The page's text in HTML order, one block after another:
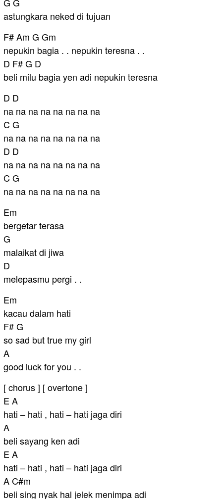
astungkara neked di tujuan
F# Am G Gm
nepukin bagia . . nepukin teresna . .
D F# G D
beli milu bagia yen adi nepukin teresna
D D
na na na na na na na na
C G
na na na na na na na na
D D
na na na na na na na na
C G
na na na na na na na na
Em
bergetar terasa
G
malaikat di jiwa
D
melepasmu pergi . .
Em
kacau dalam hati
F# G
so sad but true my girl
A
good luck for you . .
[ chorus ] [ overtone ]
E A
hati – hati , hati – hati jaga diri
A
beli sayang ken adi
E A
hati – hati , hati – hati jaga diri
A C#m
beli sing nyak hal jelek menimpa adi